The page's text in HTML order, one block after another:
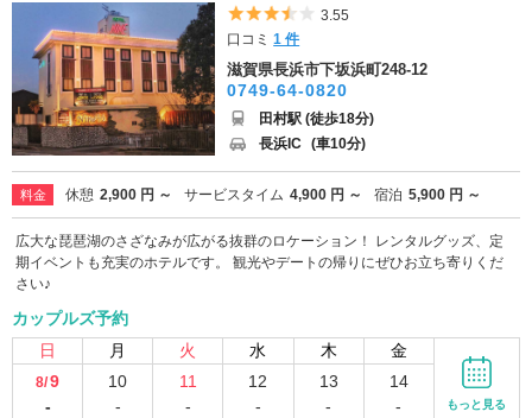
5つ星のうち3.5
3.55
口コミ1 件
滋賀県長浜市下坂浜町248-12
0749-64-0820
田村駅 (徒歩18分)
長浜IC (車10分)
料金 休憩 2,900 円 ～ サービスタイム 4,900 円 ～ 宿泊 5,900 円 ～
広大な琵琶湖のさざなみが広がる抜群のロケーション！ レンタルグッズ、定
期イベントも充実のホテルです。 観光やデートの帰りにぜひお立ち寄りくだ
さい♪
カップルズ予約
日
月 火 水 木 金
8/9
-
10
-
11
-
12
-
13
-
14
-
もっと見る